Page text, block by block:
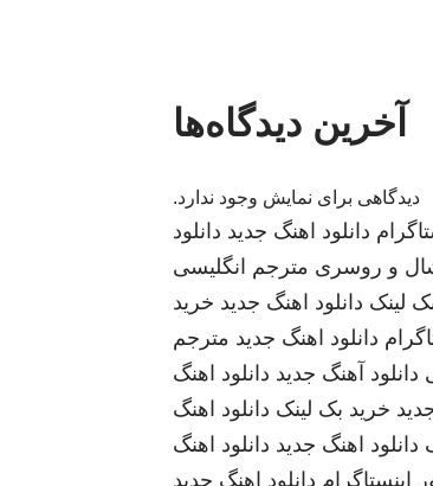
آخرین دیدگاه‌ها
دیدگاهی برای نمایش وجود ندارد.
دانلود اهنگ جدید دانلود
و روسری مترجم انگلیسی
لینک دانلود اهنگ جدید خرید
دانلود اهنگ جدید مترجم
دانلود آهنگ جدید دانلود اهنگ
خرید بک لینک دانلود اهنگ
دانلود اهنگ جدید دانلود اهنگ
اینستاگرام دانلود اهنگ جدید